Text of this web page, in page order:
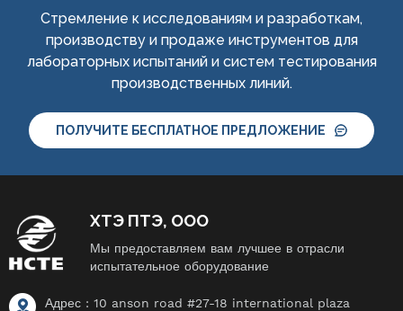
Стремление к исследованиям и разработкам,
производству и продаже инструментов для
лабораторных испытаний и систем тестирования
производственных линий.
ПОЛУЧИТЕ БЕСПЛАТНОЕ ПРЕДЛОЖЕНИЕ
ХТЭ ПТЭ, ООО
Мы предоставляем вам лучшее в отрасли
испытательное оборудование
Адрес : 10 anson road #27-18 international plaza